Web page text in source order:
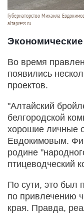
Губернаторство Михаила
altapress.ru
Во время
появились
проектов.
"Алтайский
белгородской
хорошие личные
Евдокимовым.
родине
птицеводческий
По сути, это был
по привлечению
края. Правда,